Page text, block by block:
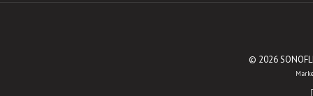
© 2026